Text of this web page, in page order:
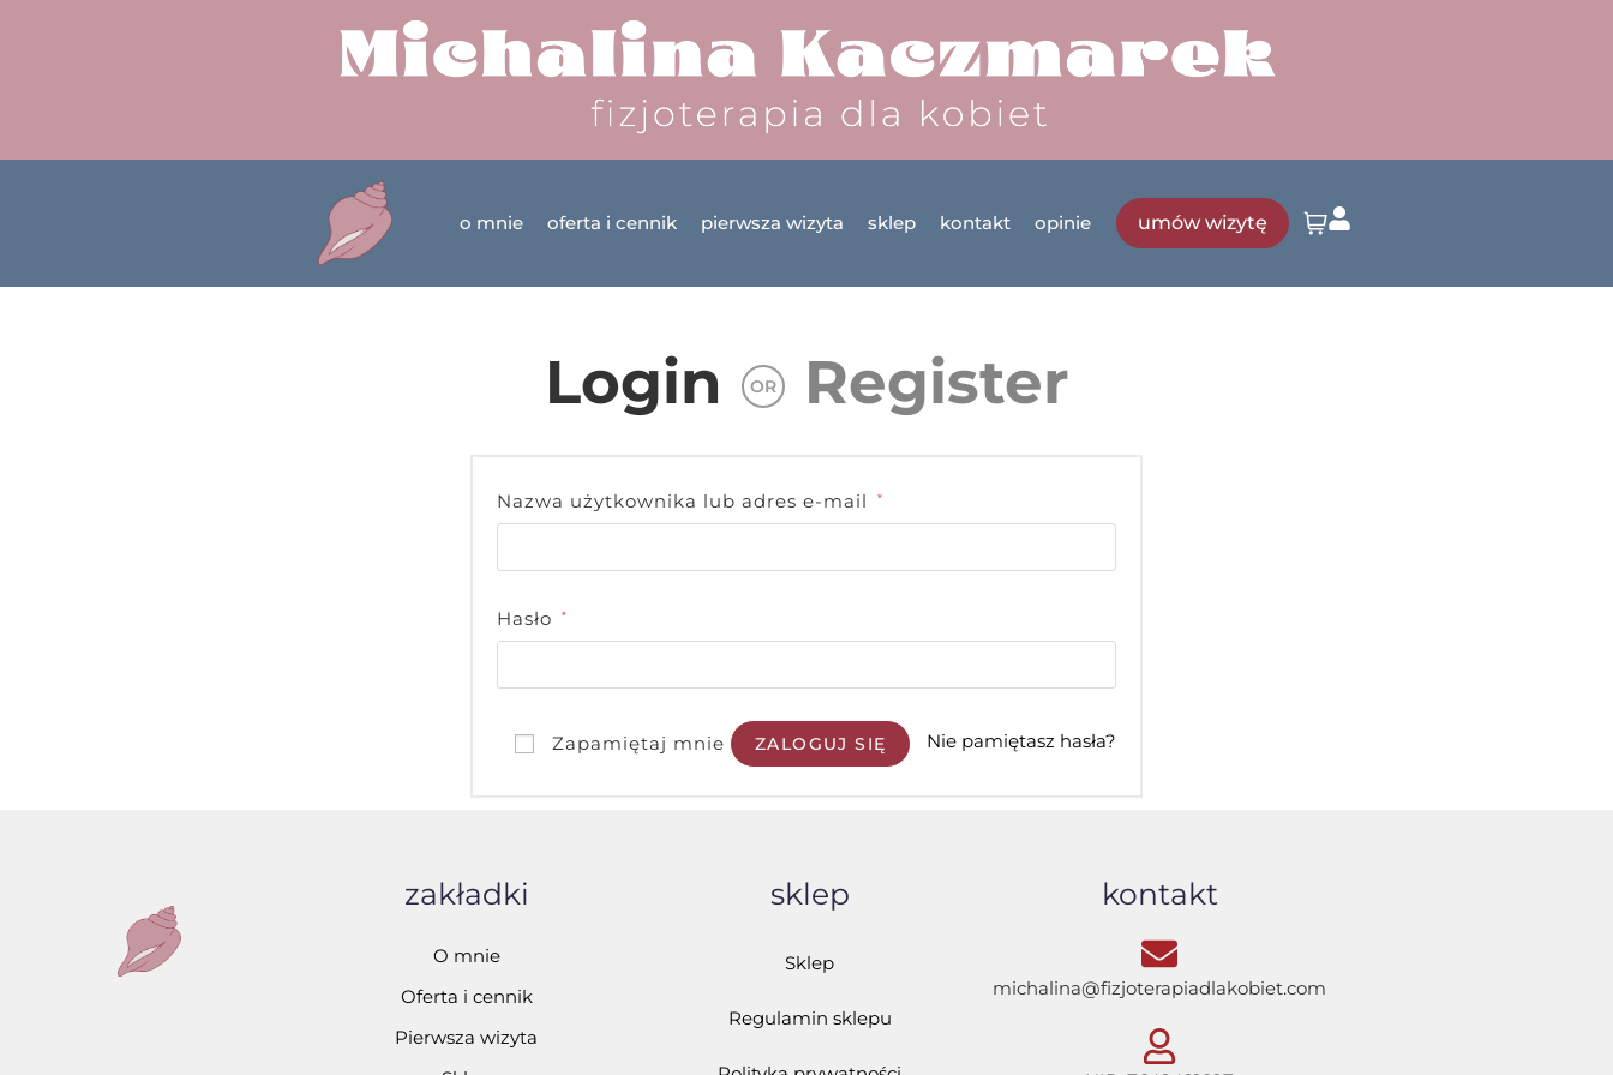
o mnie oferta i cennik pierwsza wizyta sklep kontakt opinie umów wizytę
Login OR Register
Nazwa użytkownika lub adres e-mail *
Hasło *
Zapamiętaj mnie ZALOGUJ SIĘ Nie pamiętasz hasła?
zakładki
O mnie
Oferta i cennik
Pierwsza wizyta
sklep
Sklep
Regulamin sklepu
kontakt
michalina@fizjoterapiadlakobiet.com